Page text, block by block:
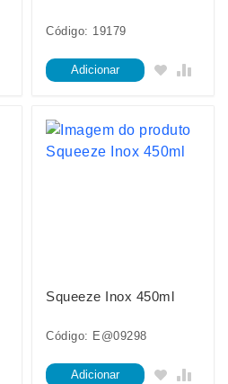
Código: 19179
Adicionar
Squeeze Inox 450ml
Código: E@09298
Adicionar